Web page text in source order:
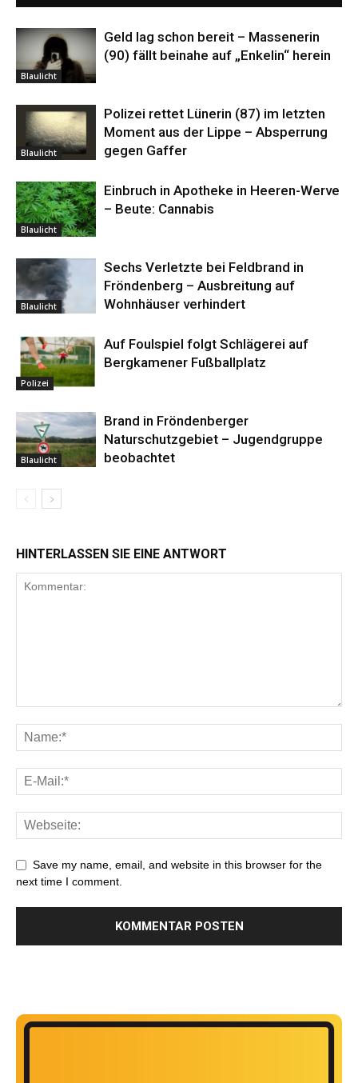
Blaulicht
Geld lag schon bereit – Massenerin
(90) fällt beinahe auf „Enkelin“ herein
Blaulicht
Polizei rettet Lünerin (87) im letzten
Moment aus der Lippe – Absperrung
gegen Gaffer
Blaulicht
Einbruch in Apotheke in Heeren-Werve
– Beute: Cannabis
Blaulicht
Sechs Verletzte bei Feldbrand in
Fröndenberg – Ausbreitung auf
Wohnhäuser verhindert
Polizei
Auf Foulspiel folgt Schlägerei auf
Bergkamener Fußballplatz
Blaulicht
Brand in Fröndenberger
Naturschutzgebiet – Jugendgruppe
beobachtet
HINTERLASSEN SIE EINE ANTWORT
Save my name, email, and website in this browser for the
next time I comment.